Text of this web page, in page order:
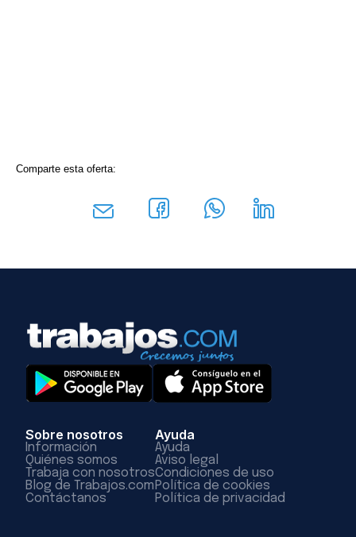
Comparte esta oferta:
Sobre nosotros
Información
Quiénes somos
Trabaja con nosotros
Blog de Trabajos.com
Contáctanos
Ayuda
Ayuda
Aviso legal
Condiciones de uso
Política de cookies
Política de privacidad